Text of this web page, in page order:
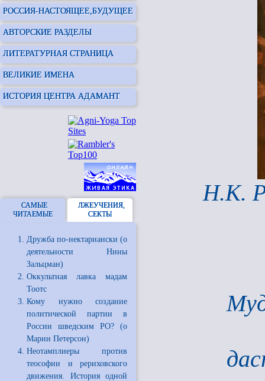
РОССИЯ-НАСТОЯЩЕЕ,БУДУЩЕЕ
АВТОРСКИЕ РАЗДЕЛЫ
ЛИТЕРАТУРНАЯ СТРАНИЦА
ВЕЛИКИЕ ИМЕНА
ИСТОРИЯ ЦЕНТРА АДАМАНТ
САМЫЕ
ЧИТАЕМЫЕ
ЛЖЕУЧЕНИЯ,
СЕКТЫ
Дружба по-нектариански (о
деятельности Нины
Зальцман)
Оккультная лавка мадам
Тоотс
Кому нужно создание
политической партии в
России шведским РО? (о
Марии Петерсон)
Неотамплиеры против
теософии и рериховского
движения. История одной
Н.К.